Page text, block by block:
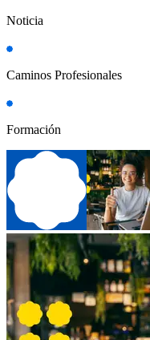
Noticia
Caminos Profesionales
Formación